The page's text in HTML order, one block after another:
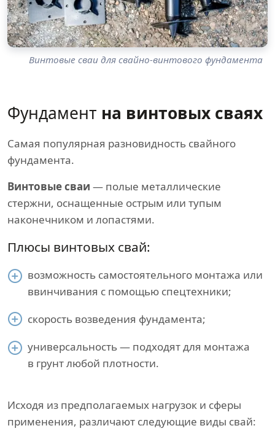
Винтовые сваи для свайно-винтового фундамента
Фундамент на винтовых сваях
Самая популярная разновидность свайного
фундамента.
Винтовые сваи — полые металлические
стержни, оснащенные острым или тупым
наконечником и лопастями.
Плюсы винтовых свай:
возможность самостоятельного монтажа или
ввинчивания с помощью спецтехники;
скорость возведения фундамента;
универсальность — подходят для монтажа
в грунт любой плотности.
Исходя из предполагаемых нагрузок и сферы
применения, различают следующие виды свай: